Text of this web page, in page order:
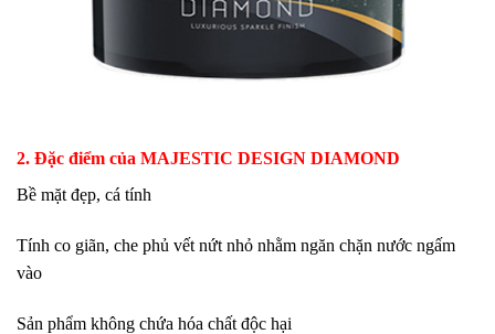
2. Đặc điểm của MAJESTIC DESIGN DIAMOND
Bề mặt đẹp, cá tính
Tính co giãn, che phủ vết nứt nhỏ nhằm ngăn chặn nước ngấm
vào
Sản phẩm không chứa hóa chất độc hại